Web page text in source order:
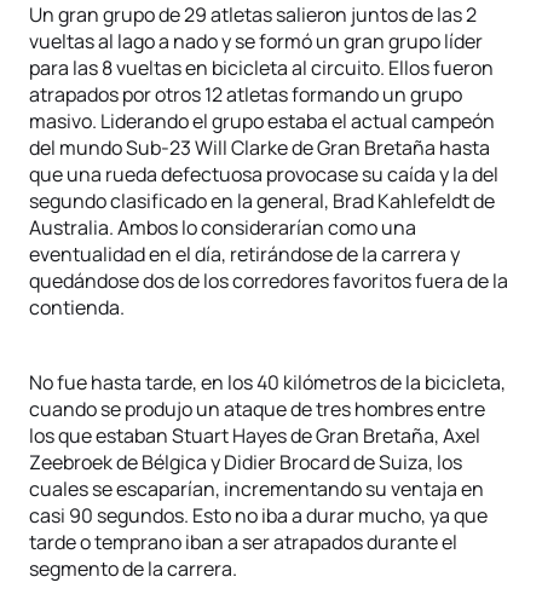
Un gran grupo de 29 atletas salieron juntos de las 2
vueltas al lago a nado y se formó un gran grupo líder
para las 8 vueltas en bicicleta al circuito. Ellos fueron
atrapados por otros 12 atletas formando un grupo
masivo. Liderando el grupo estaba el actual campeón
del mundo Sub-23 Will Clarke de Gran Bretaña hasta
que una rueda defectuosa provocase su caída y la del
segundo clasificado en la general, Brad Kahlefeldt de
Australia. Ambos lo considerarían como una
eventualidad en el día, retirándose de la carrera y
quedándose dos de los corredores favoritos fuera de la
contienda.
No fue hasta tarde, en los 40 kilómetros de la bicicleta,
cuando se produjo un ataque de tres hombres entre
los que estaban Stuart Hayes de Gran Bretaña, Axel
Zeebroek de Bélgica y Didier Brocard de Suiza, los
cuales se escaparían, incrementando su ventaja en
casi 90 segundos. Esto no iba a durar mucho, ya que
tarde o temprano iban a ser atrapados durante el
segmento de la carrera.